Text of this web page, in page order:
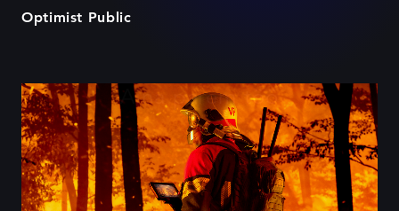
Optimist Public
Aina parem töö